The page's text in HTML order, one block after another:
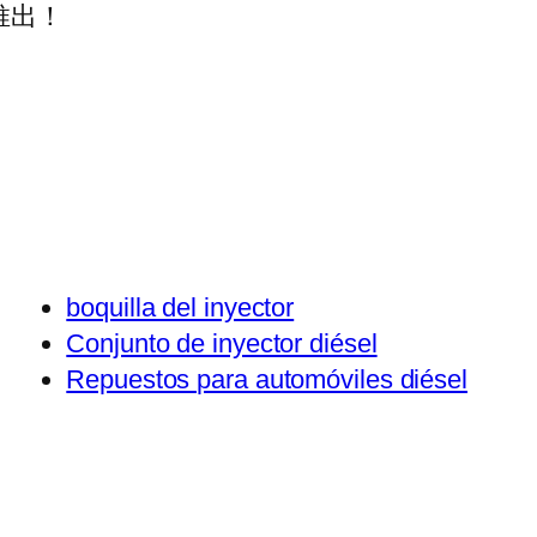
！
boquilla del inyector
Conjunto de inyector diésel
Repuestos para automóviles diésel